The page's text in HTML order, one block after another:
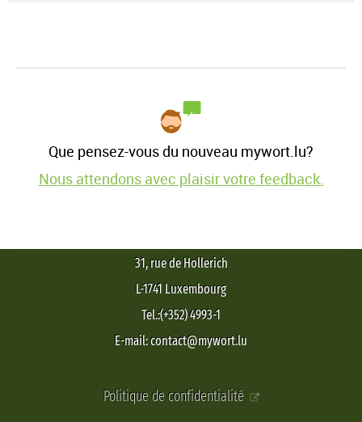
Que pensez-vous du nouveau mywort.lu?
Nous attendons avec plaisir votre feedback.
31, rue de Hollerich
L-1741 Luxembourg
Tel.:(+352) 4993-1
E-mail: contact@mywort.lu
Politique de confidentialité